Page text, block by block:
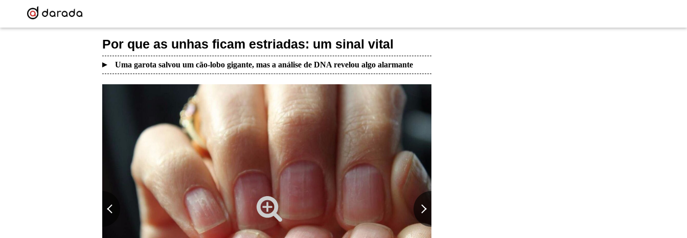
Por que as unhas ficam estriadas: um sinal vital
Uma garota salvou um cão-lobo gigante, mas a análise de DNA revelou algo alarmante